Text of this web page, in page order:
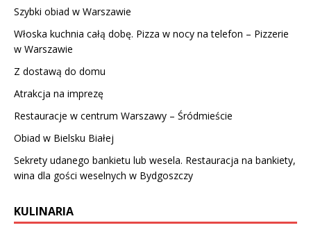
Szybki obiad w Warszawie
Włoska kuchnia całą dobę. Pizza w nocy na telefon – Pizzerie
w Warszawie
Z dostawą do domu
Atrakcja na imprezę
Restauracje w centrum Warszawy – Śródmieście
Obiad w Bielsku Białej
Sekrety udanego bankietu lub wesela. Restauracja na bankiety,
wina dla gości weselnych w Bydgoszczy
KULINARIA